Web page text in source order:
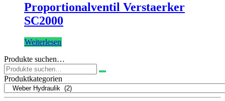
Proportionalventil Verstaerker
SC2000
Weiterlesen
Produkte suchen…
Suchen
nach:
Produktkategorien